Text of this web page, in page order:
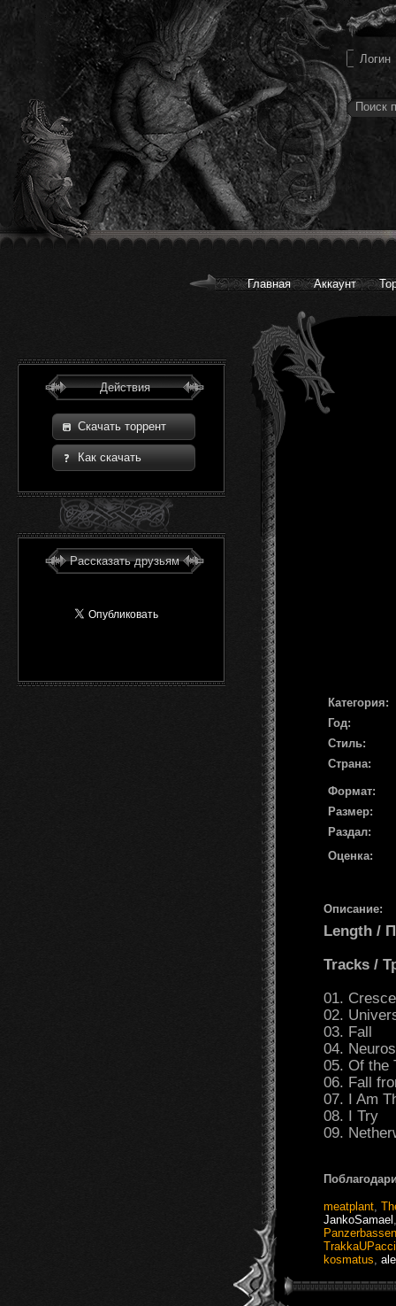
Главная Аккаунт
Действия
Скачать торрент
Как скачать
Рассказать друзьям
Категория:
Год:
Стиль:
Страна:
Формат:
Размер:
Раздал:
Оценка:
Описание:
Length /
Tracks /
01.
02.
03. Fall
04.
05. Of the
06. Fall
07. I Am
08. I Try
09.
meatplant
JankoSamael
Panzerbassen
kosmatus